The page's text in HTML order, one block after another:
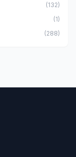
(132)
(1)
(288)